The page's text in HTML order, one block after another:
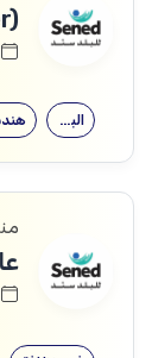
البرمجة